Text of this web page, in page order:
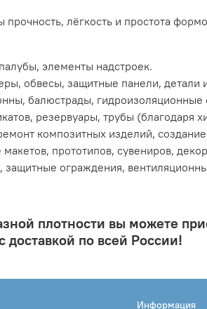
лёгкость и простота
элементы надстроек.
обвесы, защитные панели, детали
балюстрады,
резервуары, трубы (благодаря
композитных изделий,
макетов, прототипов, сувениров,
защитные ограждения,
плотности вы можете
доставкой по всей России!
Информация